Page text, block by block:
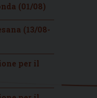
(01/08)
(13/08-
per il